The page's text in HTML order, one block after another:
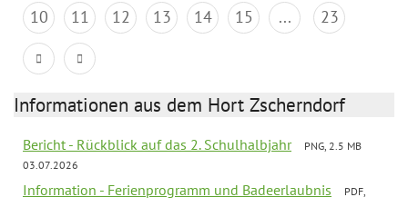
10
11 12 13 14 15 ... 23
Informationen aus dem Hort Zscherndorf
Bericht - Rückblick auf das 2. Schulhalbjahr
PNG, 2.5 MB
03.07.2026
Information - Ferienprogramm und Badeerlaubnis
PDF,